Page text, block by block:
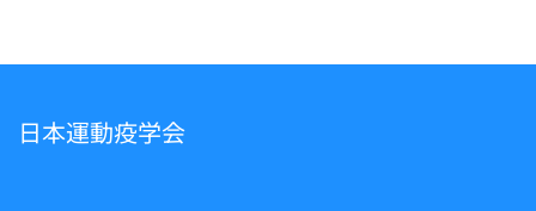
日本運動疫学会